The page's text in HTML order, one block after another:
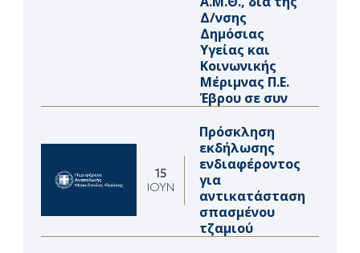
Δ/νσης
Δημόσιας
Υγείας και
Κοινωνικής
Μέριμνας Π.Ε.
Έβρου σε συν
15
ΙΟΎΝ
Πρόσκληση
εκδήλωσης
ενδιαφέροντος
για
αντικατάσταση
σπασμένου
τζαμιού